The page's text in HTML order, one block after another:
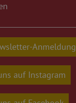
Anmeldung
auf Instagram